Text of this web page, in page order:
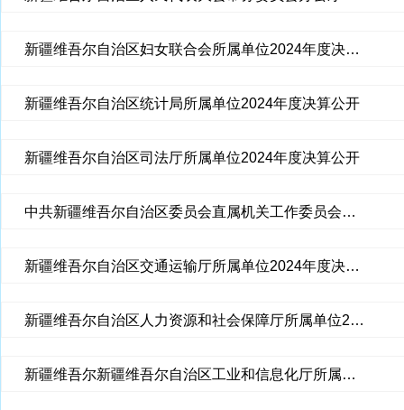
新疆维吾尔自治区妇女联合会所属单位2024年度决算公开
新疆维吾尔自治区统计局所属单位2024年度决算公开
新疆维吾尔自治区司法厅所属单位2024年度决算公开
中共新疆维吾尔自治区委员会直属机关工作委员会所属单位2024年度部门决算公开
新疆维吾尔自治区交通运输厅所属单位2024年度决算公开
新疆维吾尔自治区人力资源和社会保障厅所属单位2024年度决算公开
新疆维吾尔新疆维吾尔自治区工业和信息化厅所属单位2024年度决算公开